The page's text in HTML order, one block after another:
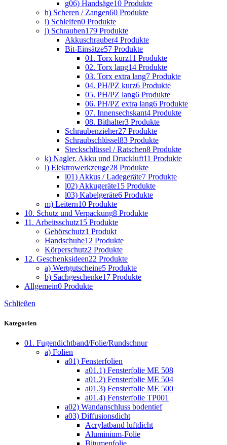
g06) Handsäge10 Produkte
h) Scheren / Zangen60 Produkte
i) Schleifen0 Produkte
j) Schrauben179 Produkte
Akkuschrauber4 Produkte
Bit-Einsätze57 Produkte
01. Torx kurz11 Produkte
02. Torx lang14 Produkte
03. Torx extra lang7 Produkte
04. PH/PZ kurz6 Produkte
05. PH/PZ lang6 Produkte
06. PH/PZ extra lang6 Produkte
07. Innensechskant4 Produkte
08. Bithalter3 Produkte
Schraubenzieher27 Produkte
Schraubschlüssel83 Produkte
Steckschlüssel / Ratschen8 Produkte
k) Nagler. Akku und Druckluft11 Produkte
l) Elektrowerkzeuge28 Produkte
l01) Akkus / Ladegeräte7 Produkte
l02) Akkugeräte15 Produkte
l03) Kabelgeräte6 Produkte
m) Leitern10 Produkte
10. Schutz und Verpackung8 Produkte
11. Arbeitsschutz15 Produkte
Gehörschutz1 Produkt
Handschuhe12 Produkte
Körperschutz2 Produkte
12. Geschenksideen22 Produkte
a) Wertgutscheine5 Produkte
b) Sachgeschenke17 Produkte
Allgemein0 Produkte
Schließen
Kategorien
01. Fugendichtband/Folie/Rundschnur
a) Folien
a01) Fensterfolien
a01.1) Fensterfolie ME 508
a01.2) Fensterfolie ME 504
a01.3) Fensterfolie ME 500
a01.4) Fensterfolie TP001
a02) Wandanschluss bodentief
a03) Diffusionsdicht
Acrylatband luftdicht
Aluminium-Folie